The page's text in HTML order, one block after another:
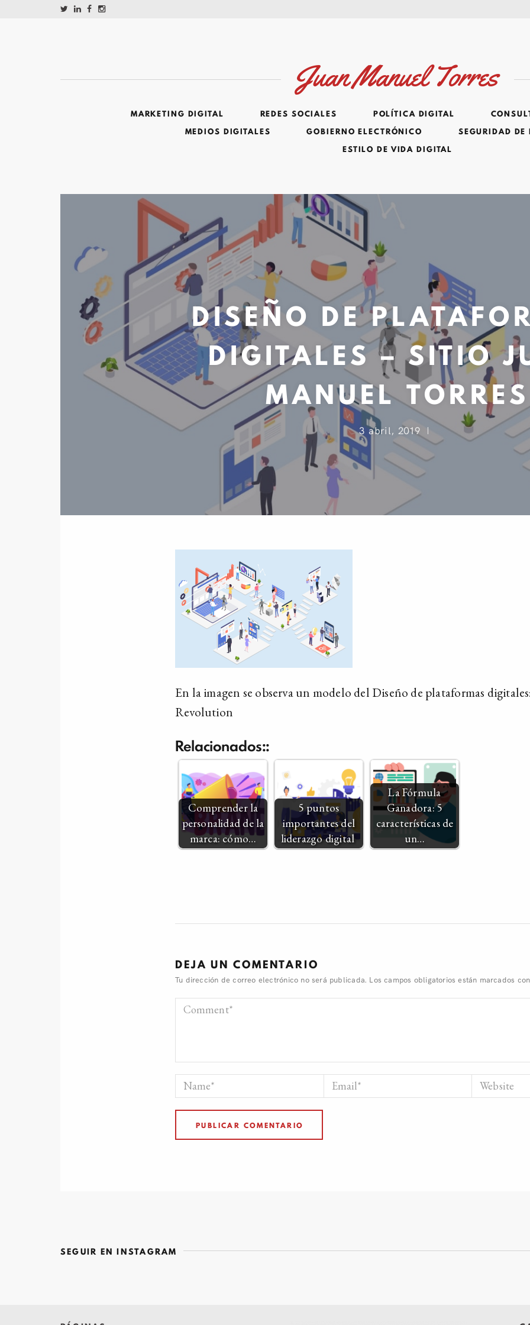
Juan Manuel Torres
MARKETING DIGITAL REDES SOCIALES POLÍTICA DIGITAL
MEDIOS DIGITALES
GOBIERNO ELECTRÓNICO
SEGURIDAD
ESTILO DE VIDA DIGITAL
DISEÑO DE
DIGITALES – SITIO
MANUEL TORRES
3 abril, 2019
En la imagen se observa un modelo del Diseño de plataformas
Revolution
Relacionados::
Comprender la
personalidad de la
marca: cómo…
5 puntos
importantes del
liderazgo digital
La Fórmula
Ganadora: 5
características de
un…
DEJA UN COMENTARIO
Tu dirección de correo electrónico no será publicada. Los campos obligatorios están marcados
SEGUIR EN INSTAGRAM